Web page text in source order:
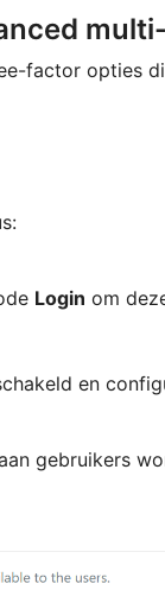
factor opties
Login om
en
gebruikers